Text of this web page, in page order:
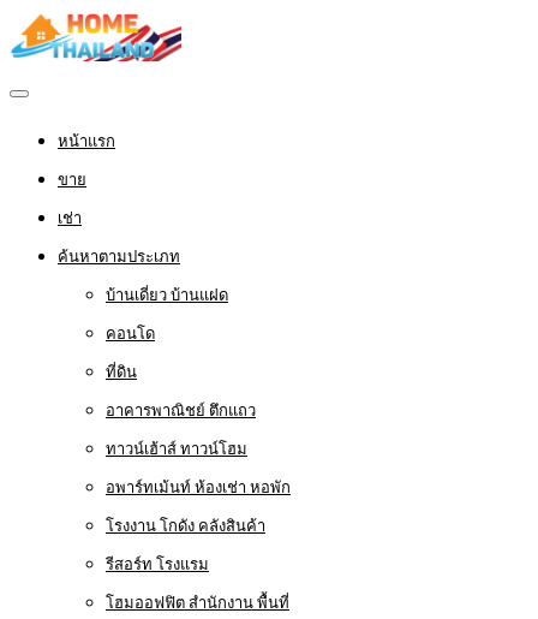
หน้าแรก
ขาย
เช่า
ค้นหาตามประเภท
บ้านเดี่ยว บ้านแฝด
คอนโด
ที่ดิน
อาคารพาณิชย์ ตึกแถว
ทาวน์เฮ้าส์ ทาวน์โฮม
อพาร์ทเม้นท์ ห้องเช่า หอพัก
โรงงาน โกดัง คลังสินค้า
รีสอร์ท โรงแรม
โฮมออฟฟิต สำนักงาน พื้นที่